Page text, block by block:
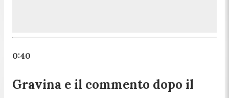
0:40
Gravina e il commento dopo il